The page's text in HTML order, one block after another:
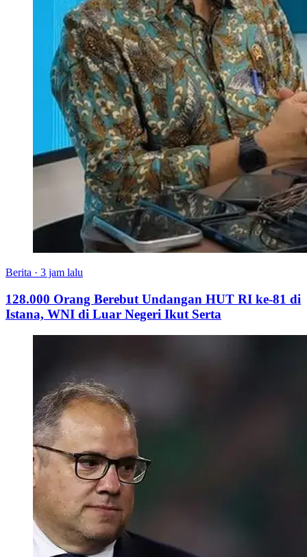
Berita · 3 jam lalu
128.000 Orang Berebut Undangan HUT RI ke-81 di
Istana, WNI di Luar Negeri Ikut Serta